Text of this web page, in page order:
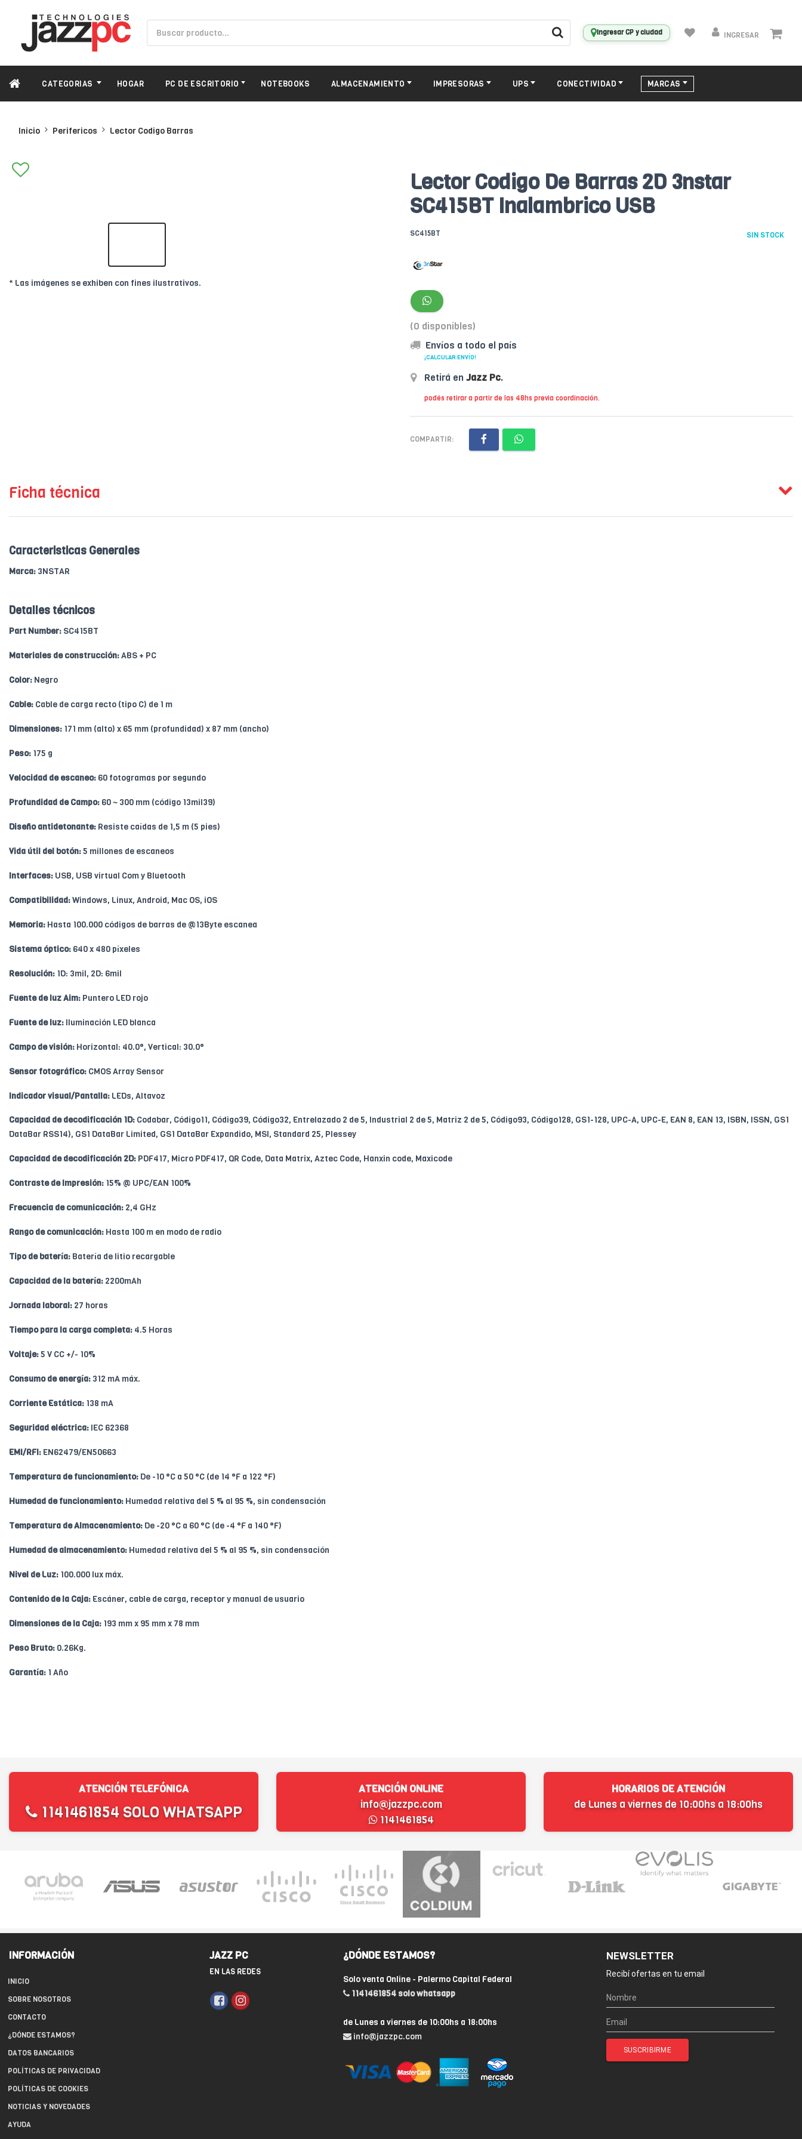
Ingresar CP y ciudad INGRESAR
CATEGORIAS HOGAR PC DE ESCRITORIO NOTEBOOKS ALMACENAMIENTO IMPRESORAS UPS CONECTIVIDAD MARCAS
Inicio Perifericos Lector Codigo Barras
* Las imágenes se exhiben con fines ilustrativos.
Lector Codigo De Barras 2D 3nstar
SC415BT Inalambrico USB
SC415BT SIN STOCK
(0 disponibles)
Envíos a todo el país
¡CALCULAR ENVÍO!
Retirá en Jazz Pc.
podés retirar a partir de las 48hs previa coordinación.
COMPARTIR:
Ficha técnica
Caracteristicas Generales
Marca: 3NSTAR
Detalles técnicos
Part Number: SC415BT
Materiales de construcción:ABS + PC
Color: Negro
Cable: Cable de carga recto (tipo C) de 1 m
Dimensiones: 171 mm (alto) x 65 mm (profundidad) x 87 mm (ancho)
Peso: 175 g
Velocidad de escaneo: 60 fotogramas por segundo
Profundidad de Campo: 60 ~ 300 mm (código 13mil39)
Diseño antidetonante: Resiste caídas de 1,5 m (5 pies)
Vida útil del botón:5 millones de escaneos
Interfaces: USB, USB virtual Com y Bluetooth
Compatibilidad:Windows, Linux, Android, Mac OS, iOS
Memoria: Hasta 100.000 códigos de barras de @13Byte escanea
Sistema óptico: 640 x 480 píxeles
Resolución: 1D: 3mil, 2D: 6mil
Fuente de luz Aim: Puntero LED rojo
Fuente de luz: Iluminación LED blanca
Campo de visión: Horizontal: 40.0°, Vertical: 30.0°
Sensor fotográfico: CMOS Array Sensor
Indicador visual/Pantalla: LEDs, Altavoz
Capacidad de decodificación 1D: Codabar, Código11, Código39, Código32, Entrelazado 2 de 5, Industrial 2 de 5, Matriz 2 de 5, Código93, Código128, GS1-128, UPC-A, UPC-E, EAN 8, EAN 13, ISBN, ISSN, GS1
DataBar RSS14), GS1 DataBar Limited, GS1 DataBar Expandido, MSI, Standard 25, Plessey
Capacidad de decodificación 2D: PDF417, Micro PDF417, QR Code, Data Matrix, Aztec Code, Hanxin code, Maxicode
Contraste de Impresión: 15% @ UPC/EAN 100%
Frecuencia de comunicación: 2,4 GHz
Rango de comunicación: Hasta 100 m en modo de radio
Tipo de batería: Batería de litio recargable
Capacidad de la batería: 2200mAh
Jornada laboral: 27 horas
Tiempo para la carga completa: 4.5 Horas
Voltaje:5 V CC +/- 10%
Consumo de energía: 312 mA máx.
Corriente Estática: 138 mA
Seguridad eléctrica: IEC 62368
EMI/RFI: EN62479/EN50663
Temperatura de funcionamiento: De -10 °C a 50 °C (de 14 °F a 122 °F)
Humedad de funcionamiento: Humedad relativa del 5 % al 95 %, sin condensación
Temperatura de Almacenamiento: De -20 °C a 60 °C (de -4 °F a 140 °F)
Humedad de almacenamiento: Humedad relativa del 5 % al 95 %, sin condensación
Nivel de Luz: 100.000 lux máx.
Contenido de la Caja: Escáner, cable de carga, receptor y manual de usuario
Dimensiones de la Caja: 193 mm x 95 mm x 78 mm
Peso Bruto: 0.26Kg.
Garantía: 1 Año
ATENCIÓN TELEFÓNICA
1141461854 SOLO WHATSAPP
ATENCIÓN ONLINE
info@jazzpc.com
1141461854
HORARIOS DE ATENCIÓN
de Lunes a viernes de 10:00hs a 18:00hs
INFORMACIÓN
INICIO
SOBRE NOSOTROS
CONTACTO
¿DÓNDE ESTAMOS?
DATOS BANCARIOS
POLÍTICAS DE PRIVACIDAD
POLÍTICAS DE COOKIES
NOTICIAS Y NOVEDADES
AYUDA
JAZZ PC
EN LAS REDES
¿DÓNDE ESTAMOS?
Solo venta Online - Palermo Capital Federal
1141461854 solo whatsapp
de Lunes a viernes de 10:00hs a 18:00hs
info@jazzpc.com
NEWSLETTER
Recibí ofertas en tu email